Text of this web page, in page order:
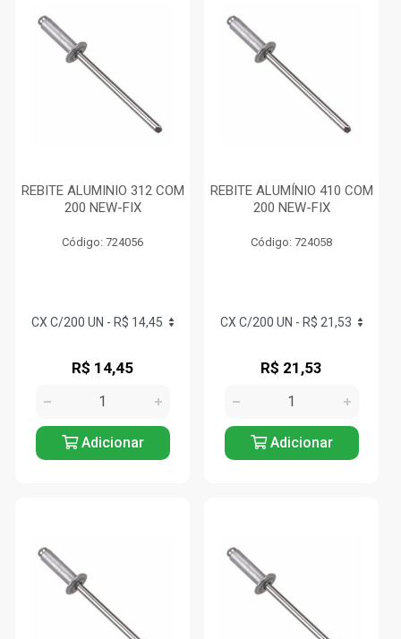
REBITE ALUMINIO 312 COM
200 NEW-FIX
Código: 724056
R$ 14,45
Adicionar
REBITE ALUMÍNIO 410 COM
200 NEW-FIX
Código: 724058
R$ 21,53
Adicionar